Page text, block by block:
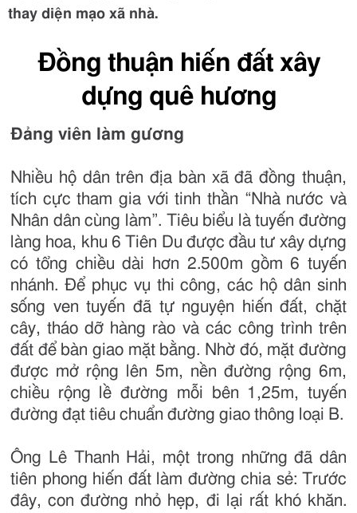
thay diện mạo xã nhà.
Đồng thuận hiến đất xây
dựng quê hương
Đảng viên làm gương
Nhiều hộ dân trên địa bàn xã đã đồng thuận,
tích cực tham gia với tinh thần “Nhà nước và
Nhân dân cùng làm”. Tiêu biểu là tuyến đường
làng hoa, khu 6 Tiên Du được đầu tư xây dựng
có tổng chiều dài hơn 2.500m gồm 6 tuyến
nhánh. Để phục vụ thi công, các hộ dân sinh
sống ven tuyến đã tự nguyện hiến đất, chặt
cây, tháo dỡ hàng rào và các công trình trên
đất để bàn giao mặt bằng. Nhờ đó, mặt đường
được mở rộng lên 5m, nền đường rộng 6m,
chiều rộng lề đường mỗi bên 1,25m, tuyến
đường đạt tiêu chuẩn đường giao thông loại B.
Ông Lê Thanh Hải, một trong những đã dân
tiên phong hiến đất làm đường chia sẻ: Trước
đây, con đường nhỏ hẹp, đi lại rất khó khăn.